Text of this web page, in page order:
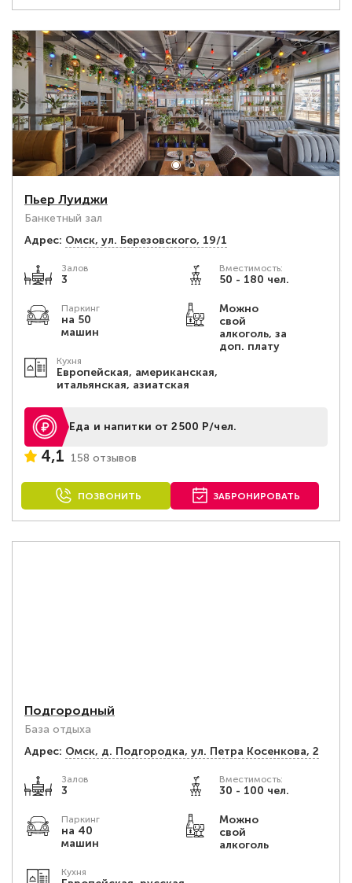
Пьер Луиджи
Банкетный зал
Адрес: Омск, ул. Березовского, 19/1
Залов
3
Вместимость:
50 - 180 чел.
Паркинг
на 50
машин
Можно
свой
алкоголь, за
доп. плату
Кухня
Европейская, американская,
итальянская, азиатская
Еда и напитки от 2500 Р/чел.
4,1 158 отзывов
ПОЗВОНИТЬ ЗАБРОНИРОВАТЬ
Подгородный
База отдыха
Адрес: Омск, д. Подгородка, ул. Петра Косенкова, 2
Залов
3
Вместимость:
30 - 100 чел.
Паркинг
на 40
машин
Можно
свой
алкоголь
Кухня